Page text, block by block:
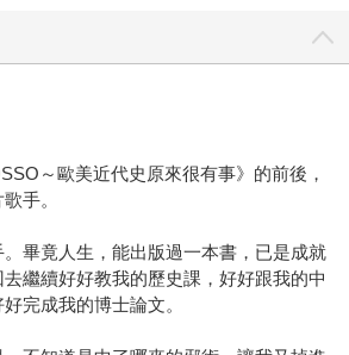
～歐美近代史原來很有事》的前後，
手。
畢竟人生，能出版過一本書，已是成就
繼續好好教我的歷史課，好好跟我的中
完成我的博士論文。